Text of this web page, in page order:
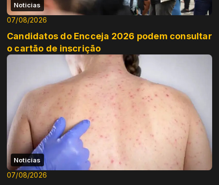
Noticias
07/08/2026
Candidatos do Encceja 2026 podem consultar
o cartão de inscrição
Noticias
07/08/2026